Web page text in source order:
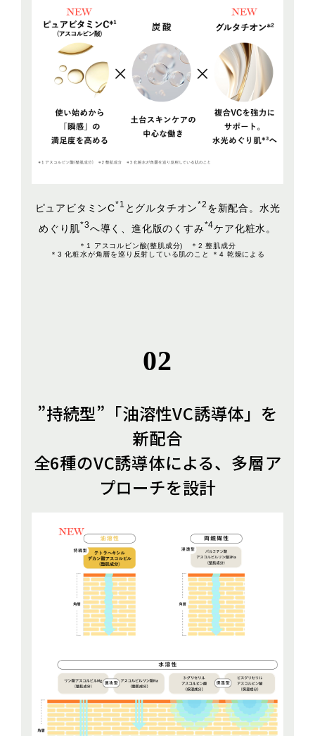
ピュアビタミンC*1 とグルタチオン*2 を新配合。水光
めぐり肌*3へ導く、進化版のくすみ*4ケア化粧水。
＊1 アスコルビン酸(整肌成分) ＊2 整肌成分
＊3 化粧水が角層を巡り反射している肌のこと ＊4 乾燥による
02
”持続型”「油溶性VC誘導体」を
新配合
全6種のVC誘導体による、多層ア
プローチを設計